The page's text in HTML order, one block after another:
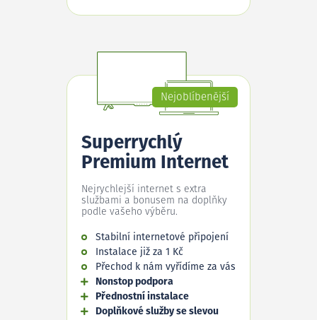
Nejoblíbenější
Superrychlý
Premium Internet
Nejrychlejší internet s extra
službami a bonusem na doplňky
podle vašeho výběru.
Stabilní internetové připojení
Instalace již za 1 Kč
Přechod k nám vyřídíme za vás
Nonstop podpora
Přednostní instalace
Doplňkové služby se slevou